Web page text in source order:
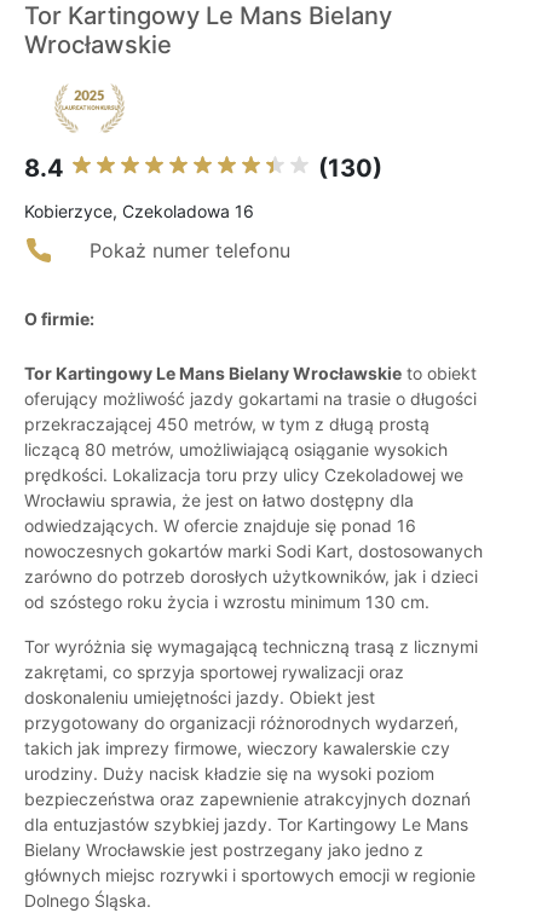
Tor Kartingowy Le Mans Bielany
Wrocławskie
8.4 (130)
Kobierzyce, Czekoladowa 16
Pokaż numer telefonu
O firmie:
Tor Kartingowy Le Mans Bielany Wrocławskie to obiekt
oferujący możliwość jazdy gokartami na trasie o długości
przekraczającej 450 metrów, w tym z długą prostą
liczącą 80 metrów, umożliwiającą osiąganie wysokich
prędkości. Lokalizacja toru przy ulicy Czekoladowej we
Wrocławiu sprawia, że jest on łatwo dostępny dla
odwiedzających. W ofercie znajduje się ponad 16
nowoczesnych gokartów marki Sodi Kart, dostosowanych
zarówno do potrzeb dorosłych użytkowników, jak i dzieci
od szóstego roku życia i wzrostu minimum 130 cm.
Tor wyróżnia się wymagającą techniczną trasą z licznymi
zakrętami, co sprzyja sportowej rywalizacji oraz
doskonaleniu umiejętności jazdy. Obiekt jest
przygotowany do organizacji różnorodnych wydarzeń,
takich jak imprezy firmowe, wieczory kawalerskie czy
urodziny. Duży nacisk kładzie się na wysoki poziom
bezpieczeństwa oraz zapewnienie atrakcyjnych doznań
dla entuzjastów szybkiej jazdy. Tor Kartingowy Le Mans
Bielany Wrocławskie jest postrzegany jako jedno z
głównych miejsc rozrywki i sportowych emocji w regionie
Dolnego Śląska.